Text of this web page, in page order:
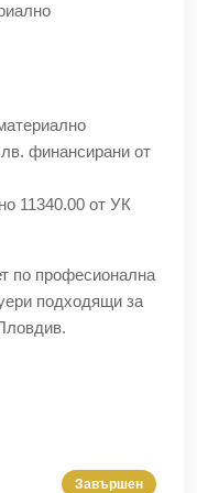
финансирани от
11340.00 от УК
по професионална
подходящи за
Завършен